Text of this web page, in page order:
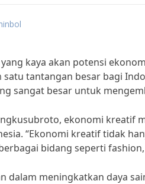
kaya akan potensi
tantangan besar bagi
sangat besar untuk
ekonomi kreatif
“Ekonomi kreatif tidak
bidang seperti
dalam meningkatkan daya